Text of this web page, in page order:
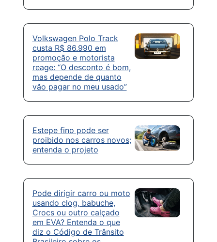
Volkswagen Polo Track
custa R$ 86.990 em
promoção e motorista
reage: “O desconto é bom,
mas depende de quanto
vão pagar no meu usado”
Estepe fino pode ser
proibido nos carros novos;
entenda o projeto
Pode dirigir carro ou moto
usando clog, babuche,
Crocs ou outro calçado
em EVA? Entenda o que
diz o Código de Trânsito